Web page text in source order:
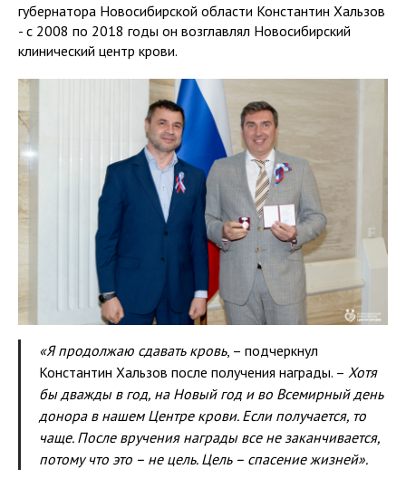
губернатора Новосибирской области Константин Хальзов
- с 2008 по 2018 годы он возглавлял Новосибирский
клинический центр крови.
«Я продолжаю сдавать кровь, – подчеркнул
Константин Хальзов после получения награды. – Хотя
бы дважды в год, на Новый год и во Всемирный день
донора в нашем Центре крови. Если получается, то
чаще. После вручения награды все не заканчивается,
потому что это – не цель. Цель – спасение жизней».